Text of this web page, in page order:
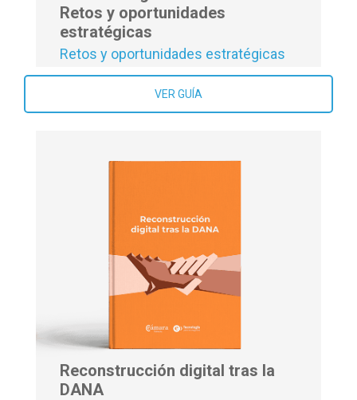
Retos y oportunidades
estratégicas
Retos y oportunidades estratégicas
VER GUÍA
Reconstrucción digital tras la
DANA